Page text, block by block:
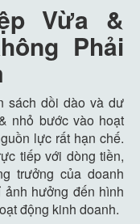
Vừa &
Phải
sách dồi dào và dư
nhỏ bước vào hoạt
lực rất hạn chế.
tiếp với dòng tiền,
trưởng của doanh
hưởng đến hình
động kinh doanh.